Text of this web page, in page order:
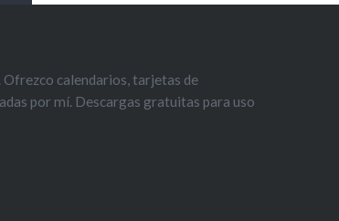
En Instagram
calendarios, tarjetas de
por mí. Descargas gratuitas para uso